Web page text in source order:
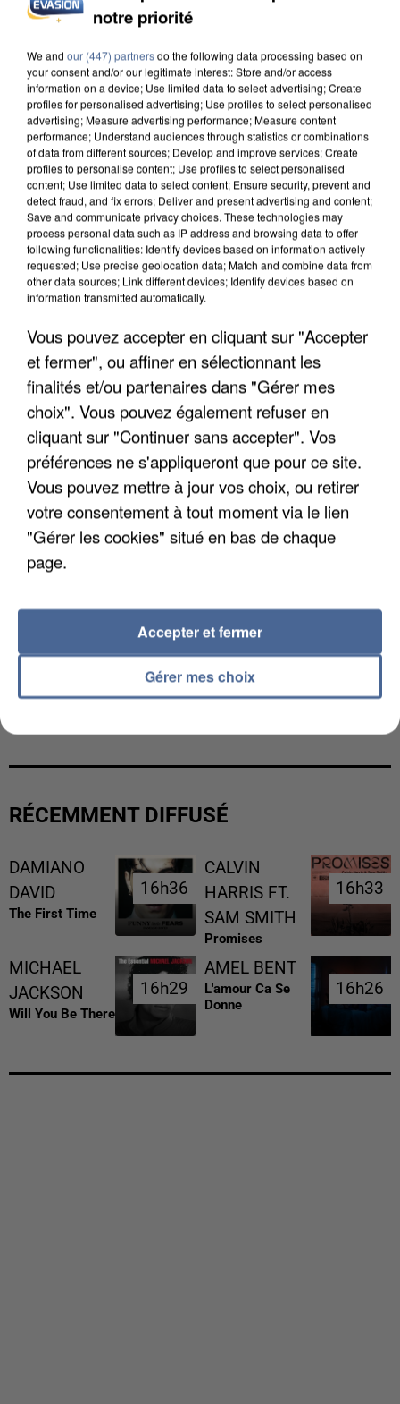
UN SECOND CADRE DE LA DZ MAFIA
INTERPELLÉ EN ALGÉRIE
UNE TOURISTE DE L’OISE EMPORTÉE PAR UNE
COULÉE DE BOUE EN HAUTE-SAVOIE
LES DONNÉES DE 300 000 CLIENTS DÉROBÉES À
RÉCEMMENT DIFFUSÉ
DAMIANO
DAVID
The First Time
16h36
16h36
CALVIN
HARRIS FT.
SAM SMITH
Promises
16h33
16h33
MICHAEL
JACKSON
Will You Be There
16h29
16h29
AMEL BENT
L'amour Ca Se
Donne
16h26
16h26
notre priorité
We and our (447) partnersdo the following data processing based on
your consent and/or our legitimate interest: Store and/or access
information on a device; Use limited data to select advertising; Create
profiles for personalised advertising; Use profiles to select personalised
advertising; Measure advertising performance; Measure content
performance; Understand audiences through statistics or combinations
of data from different sources; Develop and improve services; Create
profiles to personalise content; Use profiles to select personalised
content; Use limited data to select content; Ensure security, prevent and
detect fraud, and fix errors; Deliver and present advertising and content;
Save and communicate privacy choices. These technologies may
process personal data such as IP address and browsing data to offer
following functionalities: Identify devices based on information actively
requested; Use precise geolocation data; Match and combine data from
other data sources; Link different devices; Identify devices based on
information transmitted automatically.
Vous pouvez accepter en cliquant sur "Accepter
et fermer", ou affiner en sélectionnant les
finalités et/ou partenaires dans "Gérer mes
choix". Vous pouvez également refuser en
cliquant sur "Continuer sans accepter". Vos
préférences ne s'appliqueront que pour ce site.
Vous pouvez mettre à jour vos choix, ou retirer
votre consentement à tout moment via le lien
"Gérer les cookies" situé en bas de chaque
page.
Gérer mes choix
Accepter et fermer